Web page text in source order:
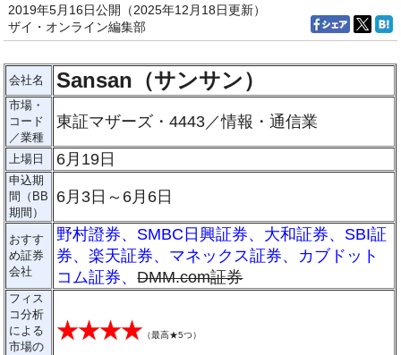
2019年5月16日公開（2025年12月18日更新）
ザイ・オンライン編集部
会社名 Sansan（サンサン）
市場・
コード
／業種
東証マザーズ・4443／情報・通信業
上場日 6月19日
申込期
間（BB
期間）
6月3日～6月6日
おすす
め証券
会社
野村證券、 SMBC日興証券、 大和証券、 SBI証
券、楽天証券、 マネックス証券、 カブドット
コム証券、DMM.com証券
フィス
コ分析
による
市場の
★★★★ （最高★5つ）